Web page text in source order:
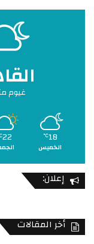
غيوم
18
℃
الخميس
22
إعلان:
أخر المقالات